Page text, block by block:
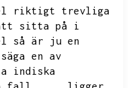
riktigt trevliga
sitta på i
så är ju en
en av
indiska